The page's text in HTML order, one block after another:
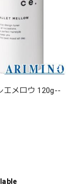
エメロウ 120g--